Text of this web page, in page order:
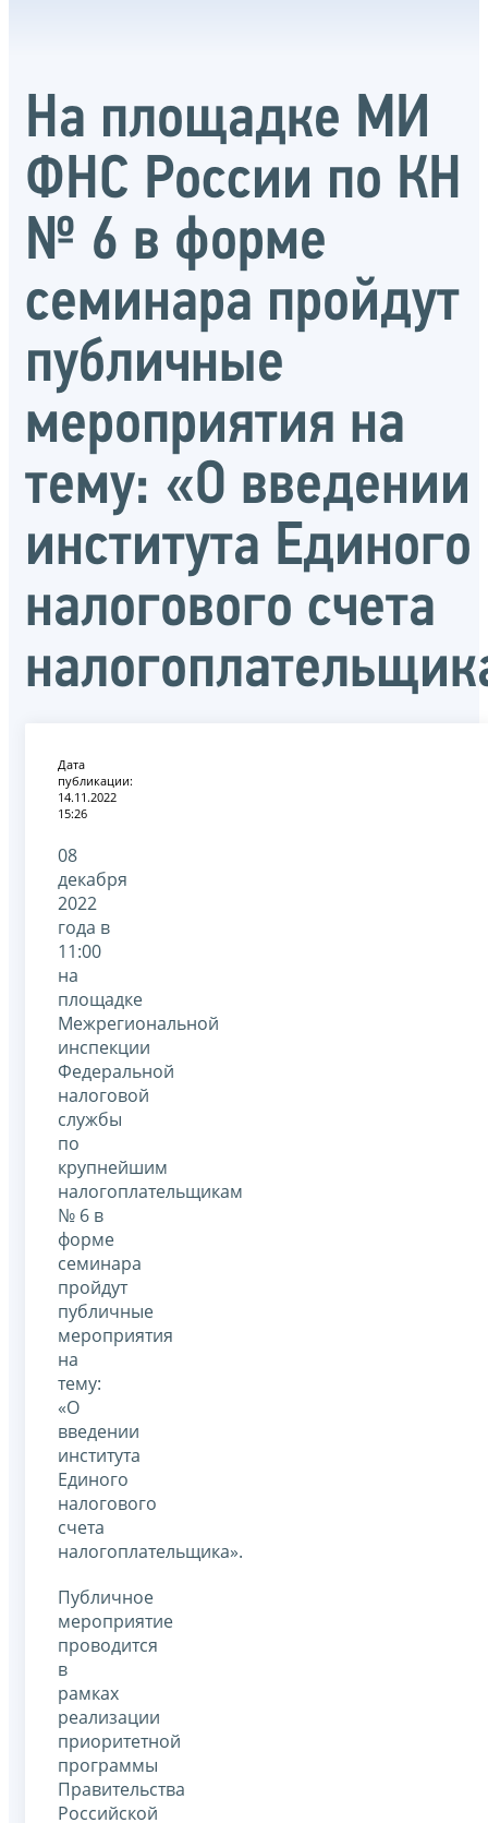
На площадке МИ
ФНС России по КН
№ 6 в форме
семинара пройдут
публичные
мероприятия на
тему: «О введении
института Единого
налогового счета
Дата
публикации:
14.11.2022
15:26
08
декабря
2022
года в
11:00
на
площадке
Межрегиональной
инспекции
Федеральной
налоговой
службы
по
крупнейшим
налогоплательщикам
№ 6 в
форме
семинара
пройдут
публичные
мероприятия
на
тему:
«О
введении
института
Единого
налогового
счета
налогоплательщика».
Публичное
мероприятие
проводится
в
рамках
реализации
приоритетной
программы
Правительства
Российской